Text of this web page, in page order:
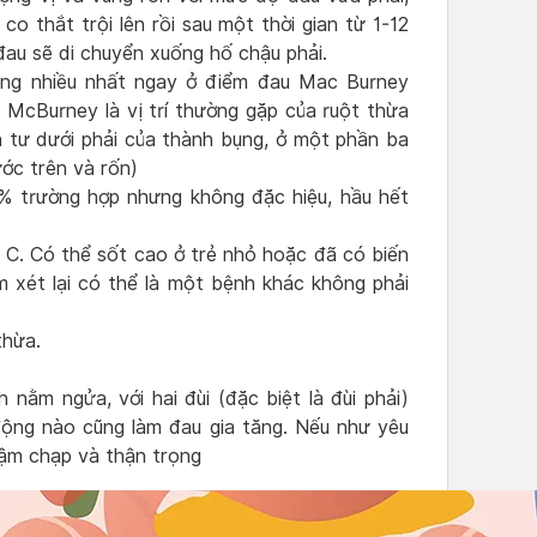
thắt trội lên rồi sau một thời gian từ 1-12
sẽ di chuyển xuống hố chậu phải.
nhiều nhất ngay ở điểm đau Mac Burney
là vị trí thường gặp của ruột thừa
dưới phải của thành bụng, ở một phần ba
trên và rốn)
trường hợp nhưng không đặc hiệu, hầu hết
Có thể sốt cao ở trẻ nhỏ hoặc đã có biến
xét lại có thể là một bệnh khác không phải
ngửa, với hai đùi (đặc biệt là đùi phải)
nào cũng làm đau gia tăng. Nếu như yêu
chạp và thận trọng